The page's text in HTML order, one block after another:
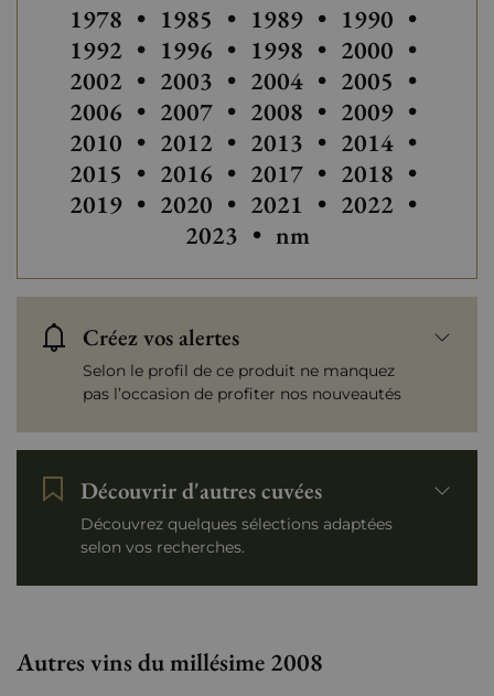
Autres millésimes de Champagne
1978 • Autres millésimes de Champagne
1985 • Autres millésimes de
1989 • Autres
1990 •
1992 • 1996 • Autres millésimes de
1998 • Autres
2000 •
2002 • Autres millésimes de Champagne
2003 • 2004 • 2005 •
2006 • 2007 • 2008 • 2009 •
2010 • 2012 • 2013 • 2014 •
2015 • 2016 • 2017 • 2018 •
2019 • 2020 • 2021 • 2022 •
2023 • nm
Créez vos alertes
Selon le profil de ce produit ne manquez
pas l’occasion de profiter nos nouveautés
Découvrir d'autres cuvées
Découvrez quelques sélections adaptées
selon vos recherches.
Autres vins du millésime 2008